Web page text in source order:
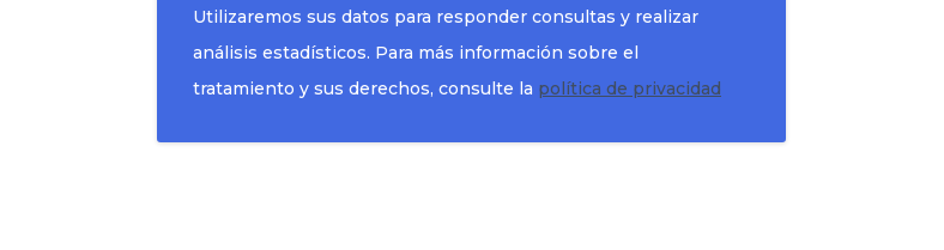
Utilizaremos sus datos para responder consultas y realizar
análisis estadísticos. Para más información sobre el
tratamiento y sus derechos, consulte la política de privacidad